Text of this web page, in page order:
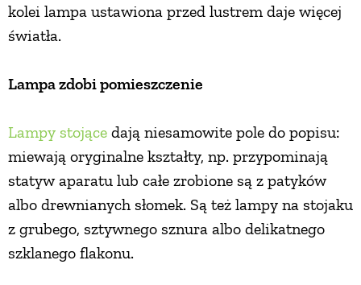
kolei lampa ustawiona przed lustrem daje więcej
światła.
Lampa zdobi pomieszczenie
Lampy stojące dają niesamowite pole do popisu:
miewają oryginalne kształty, np. przypominają
statyw aparatu lub całe zrobione są z patyków
albo drewnianych słomek. Są też lampy na stojaku
z grubego, sztywnego sznura albo delikatnego
szklanego flakonu.